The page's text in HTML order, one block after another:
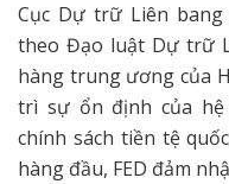
Cục Dự trữ Liên bang
theo Đạo luật Dự trữ
hàng trung ương của
trì sự ổn định của
chính sách tiền tệ
hàng đầu, FED đảm